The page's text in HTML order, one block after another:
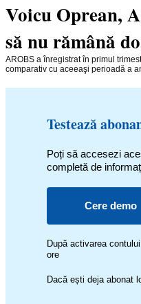
Voicu Oprean,
să nu rămână
AROBS a înregistrat în primul
comparativ cu aceeaşi perioadă a
Testează
Poți să accesezi
completă de
Cere demo
După activarea
ore
Dacă ești deja abonat